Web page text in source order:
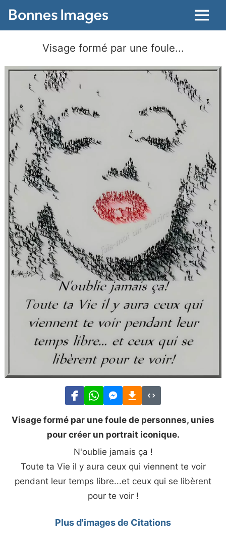
Menu
Visage formé par une foule...
Visage formé par une foule de personnes, unies
pour créer un portrait iconique.
N'oublie jamais ça !
Toute ta Vie il y aura ceux qui viennent te voir
pendant leur temps libre...et ceux qui se libèrent
pour te voir !
Plus d'images de Citations